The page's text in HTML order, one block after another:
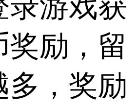
录游戏获
奖励，留
多，奖励